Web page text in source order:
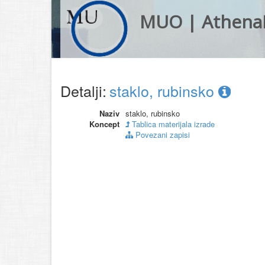
MUO |
Detalji: staklo, rubinsko
Naziv staklo, rubinsko
Koncept
Tablica materijala izrade
Povezani zapisi